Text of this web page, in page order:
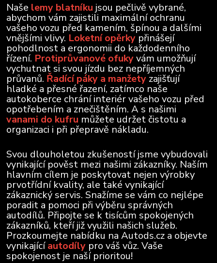
Naše lemy blatníku jsou pečlivě vybrané,
abychom vám zajistili maximální ochranu
vašeho vozu před kamením, špínou a dalšími
vnějšími vlivy. Loketní opěrky přinášejí
pohodlnost a ergonomii do každodenního
řízení. Protiprůvanové ofukyvám umožňují
vychutnat si svou jízdu bez nepříjemných
průvanů. Řadící páky a manžety zajišťují
hladké a přesné řazení, zatímco naše
autokoberce chrání interiér vašeho vozu před
opotřebením a znečištěním. A s našimi
vanami do kufru můžete udržet čistotu a
organizaci i při přepravě nákladu.
Svou dlouholetou zkušeností jsme vybudovali
vynikající pověst mezi našimi zákazníky. Naším
hlavním cílem je poskytovat nejen výrobky
prvotřídní kvality, ale také vynikající
zákaznický servis. Snažíme se vám co nejlépe
poradit a pomoci při výběru správných
autodílů. Připojte se k tisícům spokojených
zákazníků, kteří již využili našich služeb.
Prozkoumejte nabídku na Autods.cz a objevte
vynikajícíautodíly pro váš vůz. Vaše
spokojenost je naší prioritou!